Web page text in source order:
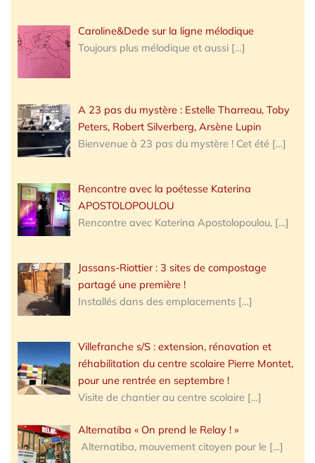
Caroline&Dede sur la ligne mélodique
Toujours plus mélodique et aussi […]
A 23 pas du mystère : Estelle Tharreau, Toby
Peters, Robert Silverberg, Arsène Lupin
Bienvenue à 23 pas du mystère ! Cet été […]
Rencontre avec la poétesse Katerina
APOSTOLOPOULOU
Rencontre avec Katerina Apostolopoulou, […]
Jassans-Riottier : 3 sites de compostage
partagé une première !
Installés dans des emplacements […]
Villefranche s/S : extension, rénovation et
réhabilitation du centre scolaire Pierre Montet,
pour une rentrée en septembre !
Visite de chantier au centre scolaire […]
Alternatiba « On prend le Relay ! »
Alternatiba, mouvement citoyen pour le […]